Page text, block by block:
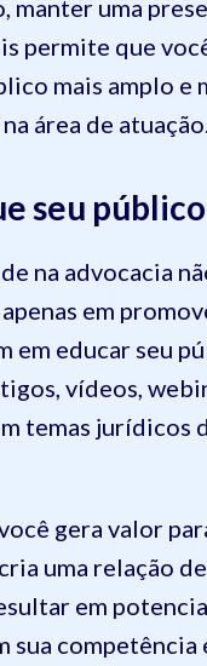
manter uma
permite que
mais amplo e
área de atuação.
seu
na advocacia
em
em educar seu
vídeos,
temas jurídicos
gera valor
uma relação
em
sua competência